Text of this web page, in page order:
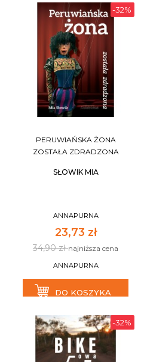
-32%
PERUWIAŃSKA ŻONA
ZOSTAŁA ZDRADZONA
SŁOWIK MIA
ANNAPURNA
23,73 zł
34,90 złnajniższa cena
ANNAPURNA
DO KOSZYKA
-32%